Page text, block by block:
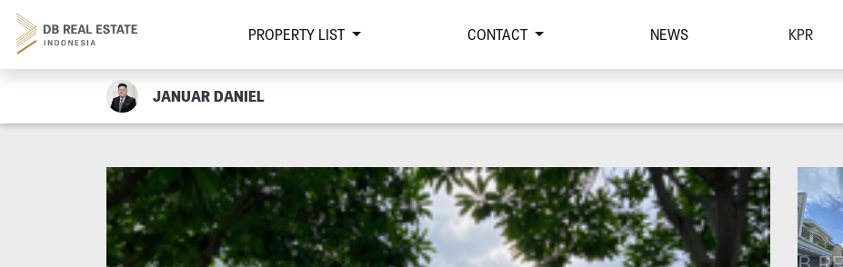
PROPERTY LIST CONTACT NEWS KPR
JANUAR DANIEL